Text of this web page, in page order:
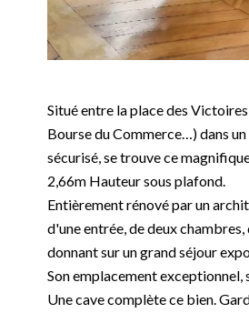
Situé entre la place des
Bourse du Commerce…) dans
sécurisé, se trouve ce
2,66m Hauteur sous plafond.
Entièrement rénové par un
d'une entrée, de deux
donnant sur un grand séjour
Son emplacement exceptionnel,
Une cave complète ce bien.